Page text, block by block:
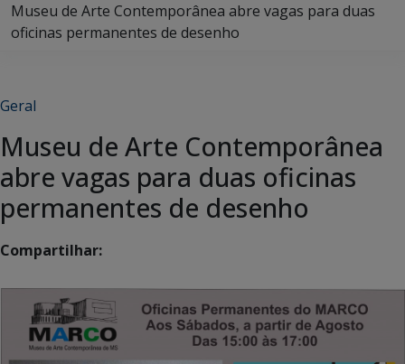
Museu de Arte Contemporânea abre vagas para duas
oficinas permanentes de desenho
Geral
Museu de Arte Contemporânea
abre vagas para duas oficinas
permanentes de desenho
Compartilhar: